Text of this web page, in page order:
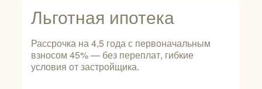
Льготная ипотека
Рассрочка на 4,5 года с первоначальным
взносом 45% — без переплат, гибкие
условия от застройщика.